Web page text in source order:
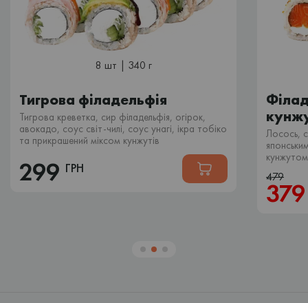
8 шт | 340 г
Тигрова філадельфія
Тигрова креветка, сир філадельфія, огірок,
авокадо, соус світ-чилі, соус унагі, ікра тобіко
та прикрашений міксом кунжутів
299 ГРН
Лосось,
кунжутом
479